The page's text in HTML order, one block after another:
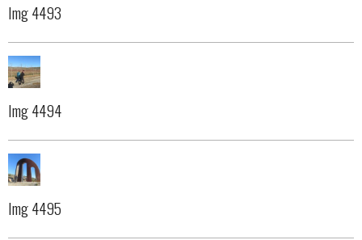
Img 4493
Img 4494
Img 4495